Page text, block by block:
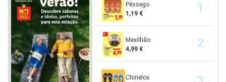
Pêssego
1,19 €
Mexilhão
4,99 €
Chinelos